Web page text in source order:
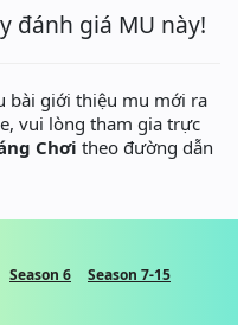
đánh giá MU này!
bài giới thiệu mu mới ra
vui lòng tham gia trực
Chơi theo đường dẫn
Season 6
Season 7-15